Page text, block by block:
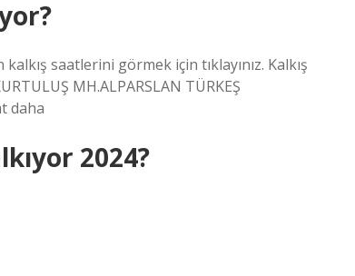
saatlerini görmek için tıklayınız. Kalkış
MH.ALPARSLAN TÜRKEŞ
daha
2024?